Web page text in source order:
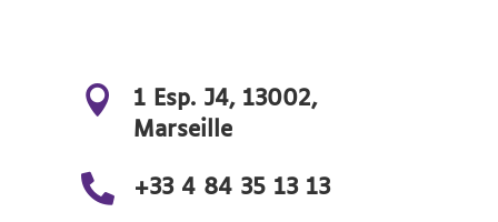

1 Esp. J4, 13002,
Marseille
 +33 4 84 35 13 13